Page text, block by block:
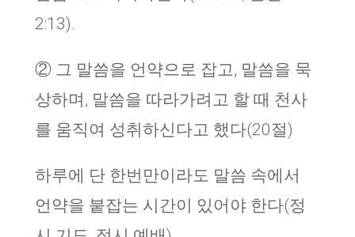
2:13).
② 그 말씀을 언약으로 잡고, 말씀을 묵
상하며, 말씀을 따라가려고 할 때 천사
를 움직여 성취하신다고 했다(20절)
하루에 단 한번만이라도 말씀 속에서
언약을 붙잡는 시간이 있어야 한다(정